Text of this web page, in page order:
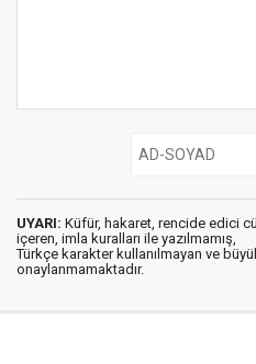
UYARI: Küfür, hakaret, rencide edici
içeren, imla kuralları ile yazılmamış,
Türkçe karakter kullanılmayan ve
onaylanmamaktadır.